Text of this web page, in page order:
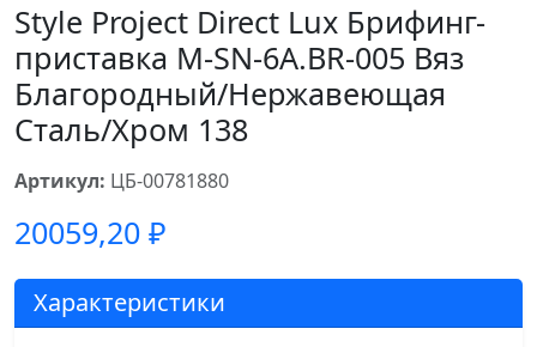
Style Project Direct Lux Брифинг-
приставка M-SN-6A.BR-005 Вяз
Благородный/Нержавеющая
Сталь/Хром 138
Артикул: ЦБ-00781880
20059,20 ₽
Характеристики